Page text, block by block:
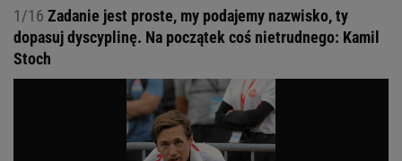
1/16 Zadanie jest proste, my podajemy nazwisko, ty
dopasuj dyscyplinę. Na początek coś nietrudnego: Kamil
Stoch